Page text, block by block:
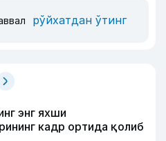
рўйхатдан ўтинг
энг яхши
кадр ортида қолиб